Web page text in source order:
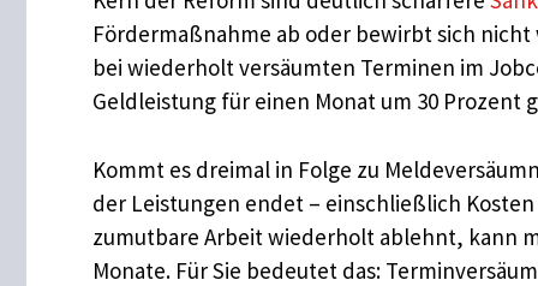
Fördermaßnahme ab oder bewirbt sich
bei wiederholt versäumten Terminen im
Geldleistung für einen Monat um 30 Prozent
Kommt es dreimal in Folge zu
der Leistungen endet – einschließlich
zumutbare Arbeit wiederholt ablehnt, kann
Monate. Für Sie bedeutet das: